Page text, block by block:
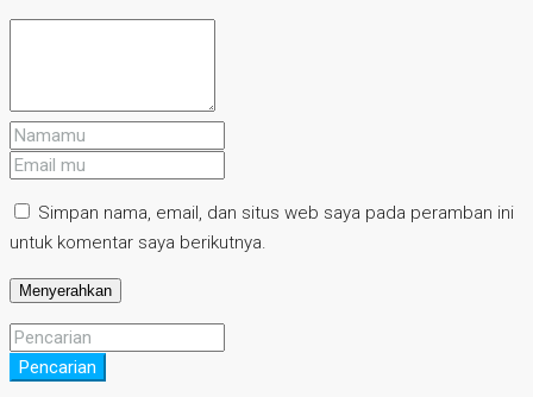
Simpan nama, email, dan situs web saya pada peramban ini
untuk komentar saya berikutnya.
Pencarian